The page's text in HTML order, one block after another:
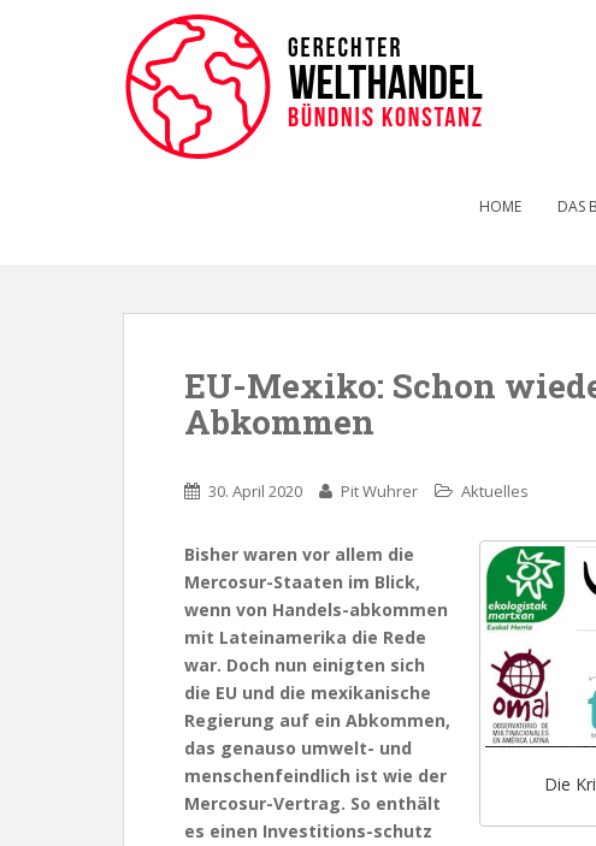
HOME DAS
EU-Mexiko: Schon
Abkommen
30. April 2020 Pit Wuhrer Aktuelles
Die
Bisher waren vor allem die
Mercosur-Staaten im Blick,
wenn von Handels-abkommen
mit Lateinamerika die Rede
war. Doch nun einigten sich
die EU und die mexikanische
Regierung auf ein Abkommen,
das genauso umwelt- und
menschenfeindlich ist wie der
Mercosur-Vertrag. So enthält
es einen Investitions-schutz